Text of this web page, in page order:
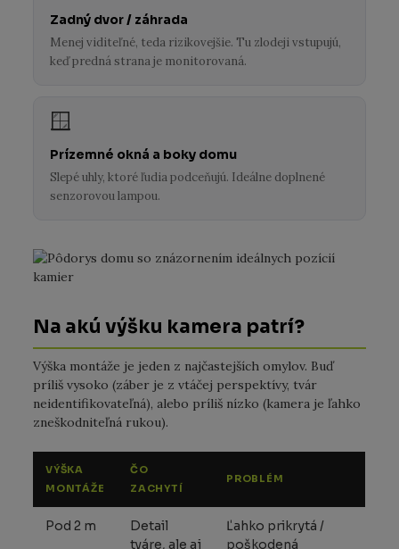
Zadný dvor / záhrada
Menej viditeľné, teda rizikovejšie. Tu zlodeji vstupujú,
keď predná strana je monitorovaná.
🪟
Prízemné okná a boky domu
Slepé uhly, ktoré ľudia podceňujú. Ideálne doplnené
senzorovou lampou.
Na akú výšku kamera patrí?
Výška montáže je jeden z najčastejších omylov. Buď
príliš vysoko (záber je z vtáčej perspektívy, tvár
neidentifikovateľná), alebo príliš nízko (kamera je ľahko
zneškodniteľná rukou).
VÝŠKA
MONTÁŽE
ČO
ZACHYTÍ
PROBLÉM
Pod 2 m
Detail
tváre, ale aj
Ľahko prikrytá /
poškodená